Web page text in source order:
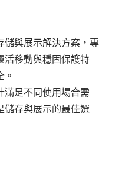
儲與展示解決方案，專
活移動與穩固保護特
。
滿足不同使用場合需
儲存與展示的最佳選